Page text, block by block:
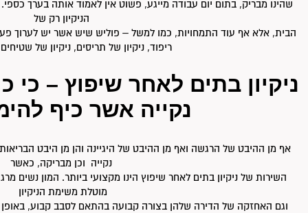
שהינו מבריק, בתום יום עבודה מייגע, פשוט אין לאמוד אותה בערך
הניקיון רק של
הבית, אלא אף עוד התמחויות, כמו למשל – פוליש שיש אשר יש לערוך
ריפוד, ניקיון של תריסים, ניקיון של
ניקיון בתים לאחר שיפוץ – כי
נקייה אשר כיף
אף מן ההיבט של הרגשה ואף מן ההיבט של היגיינה והן מן היבט
נקייה וכן מבריקה, כאשר
השירות של ניקיון בתים לאחר שיפוץ הינו מקצועי ביותר. המון
מוטלת משימת הניקיון
וגם האחזקה של הדירה שלהן בצורה קבועה בהתאם לסבב קבוע, באופן